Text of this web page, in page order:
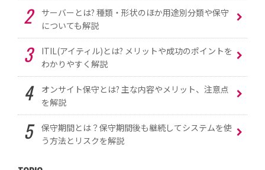
サーバーとは? 種類・形状のほか用途別分類や保守
についても解説
ITIL(アイティル)とは? メリットや成功のポイントを
わかりやすく解説
オンサイト保守とは? 主な内容やメリット、注意点
を解説
保守期間とは？保守期間後も継続してシステムを使
う方法とリスクを解説